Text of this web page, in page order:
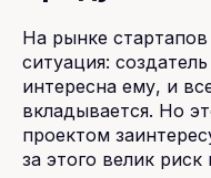
На рынке
ситуация:
интересна ему, и
вкладывается. Но
проектом
за этого велик риск